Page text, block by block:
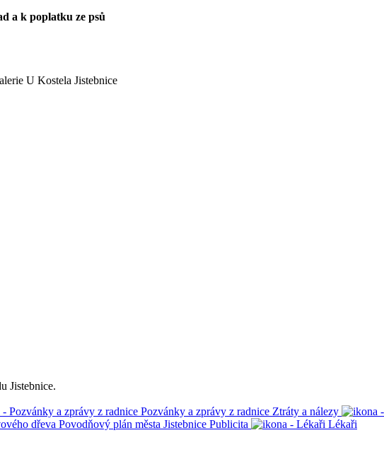
a k poplatku ze psů
U Kostela Jistebnice
Jistebnice.
Pozvánky a zprávy z radnice Ztráty a nálezy
dřeva Povodňový plán města Jistebnice Publicita
Lékaři